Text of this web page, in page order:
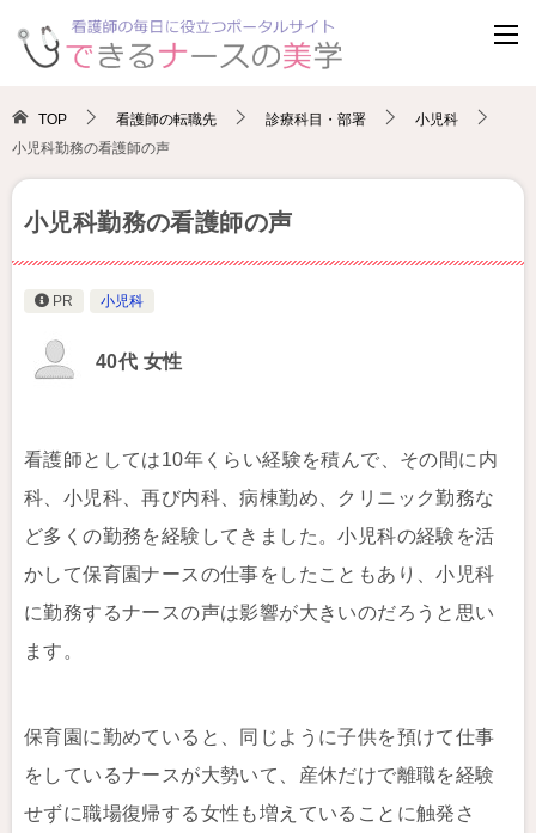
TOP 看護師の転職先 診療科目・部署
小児科
小児科勤務の看護師の声
小児科勤務の看護師の声
PR 小児科
40代 女性
看護師としては10年くらい経験を積んで、その間に内
科、小児科、再び内科、病棟勤め、クリニック勤務な
ど多くの勤務を経験してきました。小児科の経験を活
かして保育園ナースの仕事をしたこともあり、小児科
に勤務するナースの声は影響が大きいのだろうと思い
ます。
保育園に勤めていると、同じように子供を預けて仕事
をしているナースが大勢いて、産休だけで離職を経験
せずに職場復帰する女性も増えていることに触発さ